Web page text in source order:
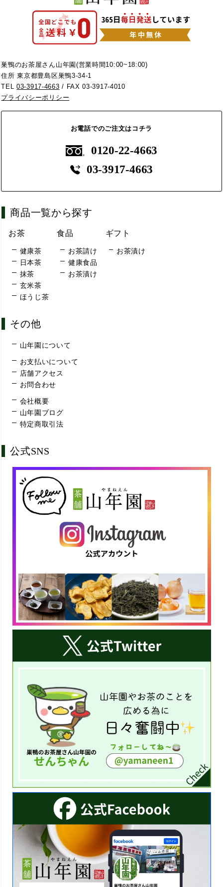
巣鴨のお茶屋さん山年園(営業時間10:00~18:00)
住所 東京都豊島区巣鴨3-34-1
TEL03-3917-4663 / FAX 03-3917-4010
プライバシーポリシー
お電話でのご注文はコチラ
0120-22-4663
03-3917-4663
商品一覧から探す
お茶
健康茶
日本茶
抹茶
玄米茶
ほうじ茶
食品
お茶請け
健康食品
お茶漬け
ギフト
お茶漬け
その他
山年園について
お支払いについて
店舗アクセス
お問合わせ
会社概要
山年園ブログ
特定商取引法
公式SNS